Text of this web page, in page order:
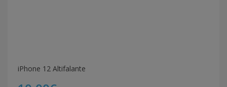
iPhone 12 Altifalante